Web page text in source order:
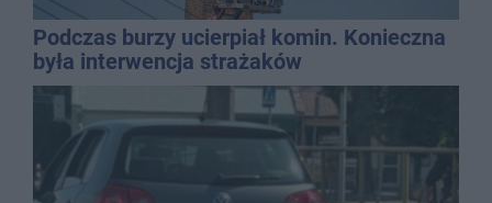
Podczas burzy ucierpiał komin. Konieczna
była interwencja strażaków